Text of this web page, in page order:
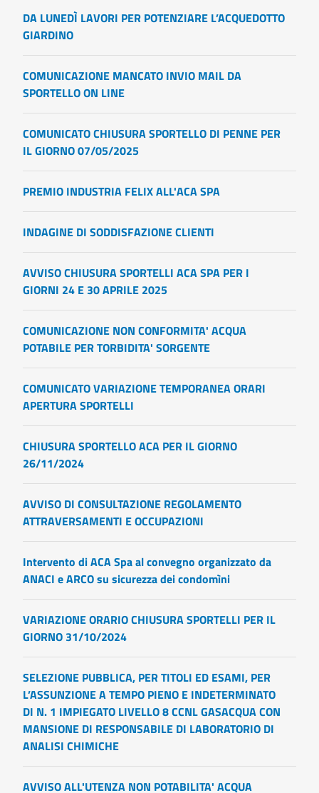
DA LUNEDÌ LAVORI PER POTENZIARE L’ACQUEDOTTO
GIARDINO
COMUNICAZIONE MANCATO INVIO MAIL DA
SPORTELLO ON LINE
COMUNICATO CHIUSURA SPORTELLO DI PENNE PER
IL GIORNO 07/05/2025
PREMIO INDUSTRIA FELIX ALL'ACA SPA
INDAGINE DI SODDISFAZIONE CLIENTI
AVVISO CHIUSURA SPORTELLI ACA SPA PER I
GIORNI 24 E 30 APRILE 2025
COMUNICAZIONE NON CONFORMITA' ACQUA
POTABILE PER TORBIDITA' SORGENTE
COMUNICATO VARIAZIONE TEMPORANEA ORARI
APERTURA SPORTELLI
CHIUSURA SPORTELLO ACA PER IL GIORNO
26/11/2024
AVVISO DI CONSULTAZIONE REGOLAMENTO
ATTRAVERSAMENTI E OCCUPAZIONI
Intervento di ACA Spa al convegno organizzato da
ANACI e ARCO su sicurezza dei condomìni
VARIAZIONE ORARIO CHIUSURA SPORTELLI PER IL
GIORNO 31/10/2024
SELEZIONE PUBBLICA, PER TITOLI ED ESAMI, PER
L’ASSUNZIONE A TEMPO PIENO E INDETERMINATO
DI N. 1 IMPIEGATO LIVELLO 8 CCNL GASACQUA CON
MANSIONE DI RESPONSABILE DI LABORATORIO DI
ANALISI CHIMICHE
AVVISO ALL'UTENZA NON POTABILITA' ACQUA